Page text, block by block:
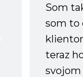
Som
som to
teraz